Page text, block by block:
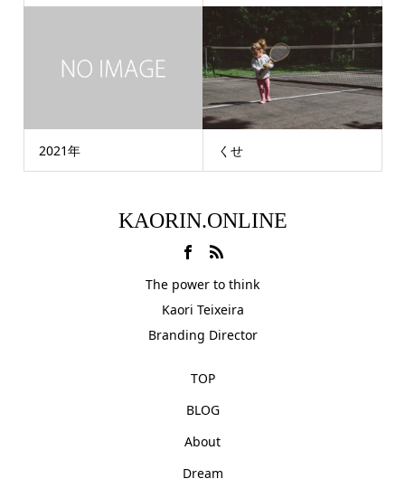
2021年 くせ
KAORIN.ONLINE
The power to think
Kaori Teixeira
Branding Director
TOP
BLOG
About
Dream